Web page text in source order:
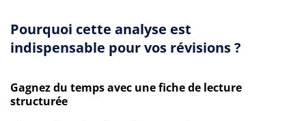
Pourquoi cette analyse est
indispensable pour vos révisions ?
Gagnez du temps avec une fiche de lecture
structurée